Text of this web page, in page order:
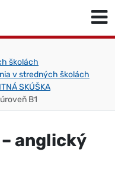
školách
v stredných školách
SKÚŠKA
B1
– anglický